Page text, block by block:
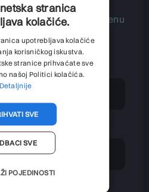
zahtjev za promjenu
stranica
kolačiće.
upotrebljava kolačiće
korisničkog iskustva.
stranice prihvaćate sve
našoj Politici kolačića.
Detaljnije
SVE
SVE
POJEDINOSTI